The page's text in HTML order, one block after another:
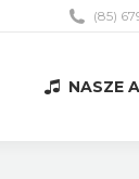
(85)
NASZE